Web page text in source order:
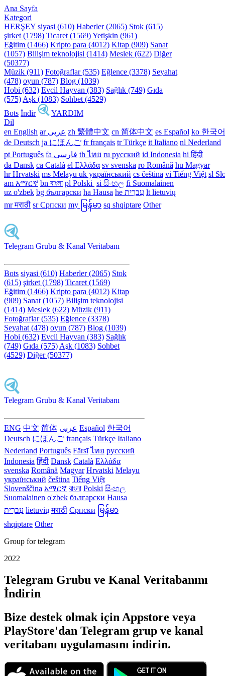
Ana Sayfa
Kategori
HERŞEY siyasi (610) Haberler (2065) Stok (615)
şirket (1798) Ticaret (1569)Yetişkin (961)
Eğitim (1466) Kripto para (4012) Kitap (909) Sanat
(1057) Bilişim teknolojisi (1414) Meslek (622) Diğer
(50377)
Müzik (911) Fotoğraflar (535) Eğlence (3378) Seyahat
(478) oyun (787) Blog (1039)
Hobi (632) Evcil Hayvan (383) Sağlık (749) Gıda
(575) Aşk (1083) Sohbet (4529)
Bots İndir
YARDIM
Dil
en English
ar عربى zh 繁體中文 cn 简体中文 es Español ko 한국어
de Deutsch ja にほんご fr français tr Türkçe it Italiano nl Nederland
pt Português
th ไทย ru русский id Indonesia hi हिंदी
da Dansk‎ ca Català el Ελλάδα sv svenska ro Română hu Magyar
hr Hrvatski ms Melayu uk український‎ cs čeština‎ vi Tiếng Việt sl
am አማርኛ bn বাংলা pl Polski ‎ si සිංහල fi Suomalainen
uz o'zbek bg български ha Hausa‎ he עִברִית lt lietuvių
mr मराठी sr Српски my မြန်မာ sq shqiptare Other
Telegram Grubu & Kanal Veritabanı
Bots siyasi (610) Haberler (2065) Stok
(615) şirket (1798) Ticaret (1569)
Eğitim (1466) Kripto para (4012) Kitap
(909) Sanat (1057) Bilişim teknolojisi
(1414) Meslek (622) Müzik (911)
Fotoğraflar (535) Eğlence (3378)
Seyahat (478) oyun (787) Blog (1039)
Hobi (632) Evcil Hayvan (383) Sağlık
(749) Gıda (575) Aşk (1083) Sohbet
(4529) Diğer (50377)
Telegram Grubu & Kanal Veritabanı
ENG 中文 简体 عربى Español 한국어
Deutsch にほんご français Türkçe Italiano
Nederland Português Fārsī‎ ไทย русский
Indonesia हिंदी Dansk‎ Català Ελλάδα
svenska Română Magyar Hrvatski Melayu
український čeština Tiếng Việt
Slovenščina አማርኛ বাংলা Polski සිංහල
Suomalainen o'zbek български Hausa
עִברִית lietuvių मराठी Српски မြန်မာ
shqiptare Other
Group for telegram
2022
Telegram Grubu ve Kanal Veritabanını
İndirin
Bize destek olmak için Appstore veya
PlayStore'dan Telegram grup ve kanal
veritabanı uygulamasını indirin.